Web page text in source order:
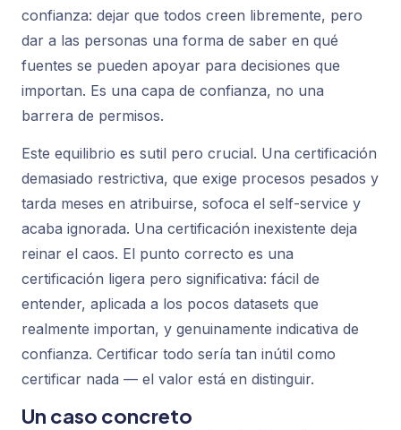
confianza: dejar que todos creen libremente, pero
dar a las personas una forma de saber en qué
fuentes se pueden apoyar para decisiones que
importan. Es una capa de confianza, no una
barrera de permisos.
Este equilibrio es sutil pero crucial. Una certificación
demasiado restrictiva, que exige procesos pesados y
tarda meses en atribuirse, sofoca el self-service y
acaba ignorada. Una certificación inexistente deja
reinar el caos. El punto correcto es una
certificación ligera pero significativa: fácil de
entender, aplicada a los pocos datasets que
realmente importan, y genuinamente indicativa de
confianza. Certificar todo sería tan inútil como
certificar nada — el valor está en distinguir.
Un caso concreto